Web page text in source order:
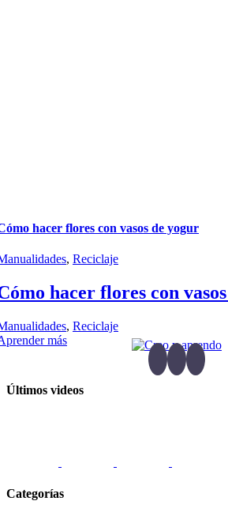
hacer flores con vasos de yogur
, Reciclaje
hacer flores con
, Reciclaje
más
Últimos videos
Categorías